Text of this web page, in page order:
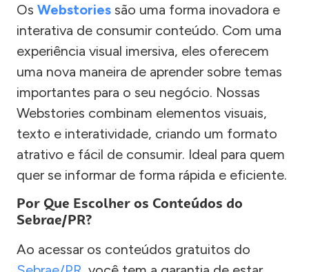
Os Webstories são uma forma inovadora e
interativa de consumir conteúdo. Com uma
experiência visual imersiva, eles oferecem
uma nova maneira de aprender sobre temas
importantes para o seu negócio. Nossas
Webstories combinam elementos visuais,
texto e interatividade, criando um formato
atrativo e fácil de consumir. Ideal para quem
quer se informar de forma rápida e eficiente.
Por Que Escolher os Conteúdos do
Sebrae/PR?
Ao acessar os conteúdos gratuitos do